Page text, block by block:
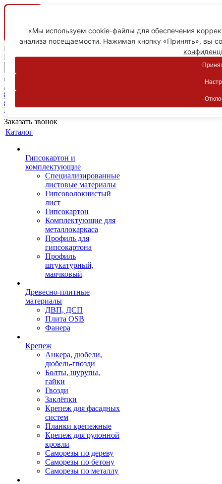
Ваш город
Пятигорск
Личный кабинет
8-800-775-59-89
8-800-775-59-89
+7 918 754-83-77
Заказать звонок
Каталог
Гипсокартон и
комплектующие
Специализированные
листовые материалы
Гипсоволокнистый
лист
Гипсокартон
Комплектующие для
металлокаркаса
Профиль для
гипсокартона
Профиль
штукатурный,
маячковый
Древесно-плитные
материалы
ДВП, ДСП
Плита OSB
Фанера
Крепеж
Анкера, дюбели,
дюбель-гвозди
Болты, шурупы,
гайки
Гвозди
Заклёпки
Крепеж для фасадных
систем
Планки крепежные
Крепеж для рулонной
кровли
Саморезы по дереву
Саморезы по бетону
Саморезы по металлу
«Мы используем cookie-файлы для обеспечения
анализа посещаемости. Нажимая кнопку «Принять», вы